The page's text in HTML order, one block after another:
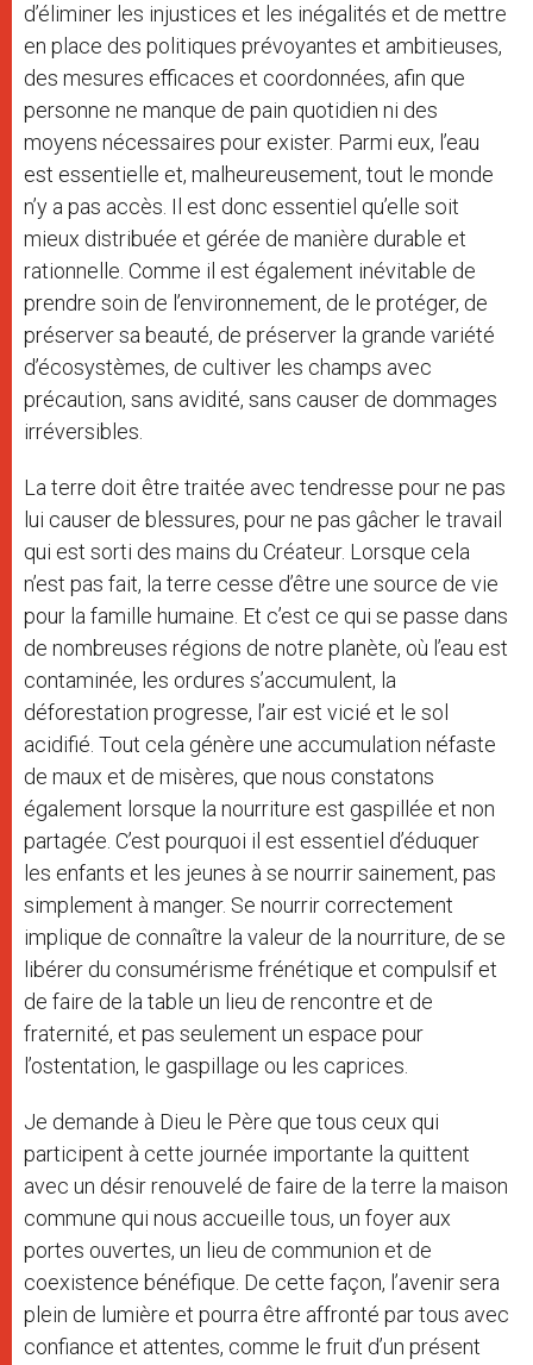
d’éliminer les injustices et les inégalités et de mettre
en place des politiques prévoyantes et ambitieuses,
des mesures efficaces et coordonnées, afin que
personne ne manque de pain quotidien ni des
moyens nécessaires pour exister. Parmi eux, l’eau
est essentielle et, malheureusement, tout le monde
n’y a pas accès. Il est donc essentiel qu’elle soit
mieux distribuée et gérée de manière durable et
rationnelle. Comme il est également inévitable de
prendre soin de l’environnement, de le protéger, de
préserver sa beauté, de préserver la grande variété
d’écosystèmes, de cultiver les champs avec
précaution, sans avidité, sans causer de dommages
irréversibles.
La terre doit être traitée avec tendresse pour ne pas
lui causer de blessures, pour ne pas gâcher le travail
qui est sorti des mains du Créateur. Lorsque cela
n’est pas fait, la terre cesse d’être une source de vie
pour la famille humaine. Et c’est ce qui se passe dans
de nombreuses régions de notre planète, où l’eau est
contaminée, les ordures s’accumulent, la
déforestation progresse, l’air est vicié et le sol
acidifié. Tout cela génère une accumulation néfaste
de maux et de misères, que nous constatons
également lorsque la nourriture est gaspillée et non
partagée. C’est pourquoi il est essentiel d’éduquer
les enfants et les jeunes à se nourrir sainement, pas
simplement à manger. Se nourrir correctement
implique de connaître la valeur de la nourriture, de se
libérer du consumérisme frénétique et compulsif et
de faire de la table un lieu de rencontre et de
fraternité, et pas seulement un espace pour
l’ostentation, le gaspillage ou les caprices.
Je demande à Dieu le Père que tous ceux qui
participent à cette journée importante la quittent
avec un désir renouvelé de faire de la terre la maison
commune qui nous accueille tous, un foyer aux
portes ouvertes, un lieu de communion et de
coexistence bénéfique. De cette façon, l’avenir sera
plein de lumière et pourra être affronté par tous avec
confiance et attentes, comme le fruit d’un présent